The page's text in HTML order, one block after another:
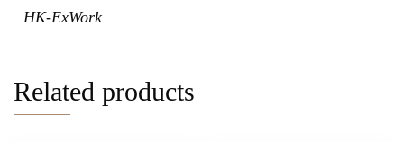
HK-ExWork
Related products